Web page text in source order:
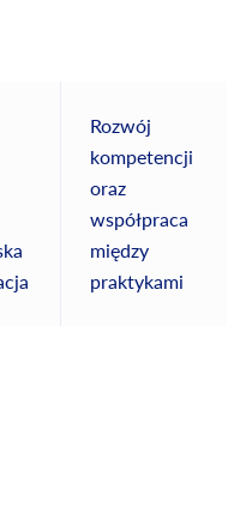
Rozwój
kompetencji
oraz
współpraca
między
praktykami